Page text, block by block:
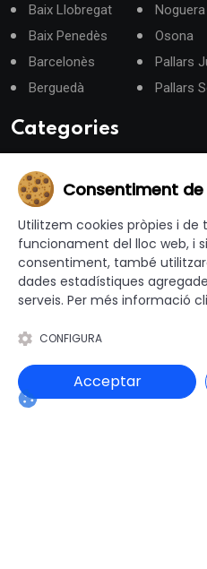
Baix Llobregat
Baix Penedès
Barcelonès
Berguedà
Noguera
Osona
Pallars
Pallars
Categories
Administració Electrònica
Administracó local
Agenda
Cultura
Eleccions Municipals
Emergències
Esports
Gent gran
Habitatge i Urbanisme
Hisenda
Consentiment
Utilitzem cookies pròpies i
funcionament del lloc web, i
consentiment, també
dades estadístiques
serveis. Per més informació
CONFIGURA
Acceptar